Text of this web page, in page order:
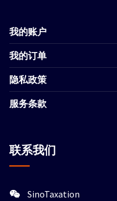
我的账户
我的订单
隐私政策
服务条款
联系我们
SinoTaxation